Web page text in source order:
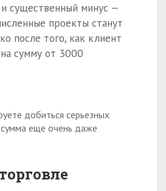
существенный минус —
проекты станут
после того, как клиент
сумму от 3000
добиться серьезных
сумма еще очень даже